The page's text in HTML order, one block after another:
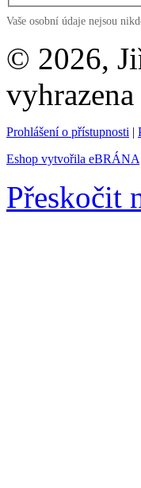
Vaše osobní údaje nejsou
© 2026,
vyhrazena
Prohlášení o přístupnosti |
Eshop vytvořila eBRÁNA
Přeskočit